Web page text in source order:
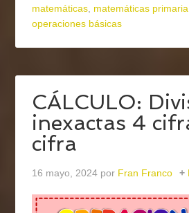
matemáticas, matemáticas primaria
operaciones básicas
CÁLCULO:
inexactas 4
cifra
16 mayo, 2024 por Fran Franco